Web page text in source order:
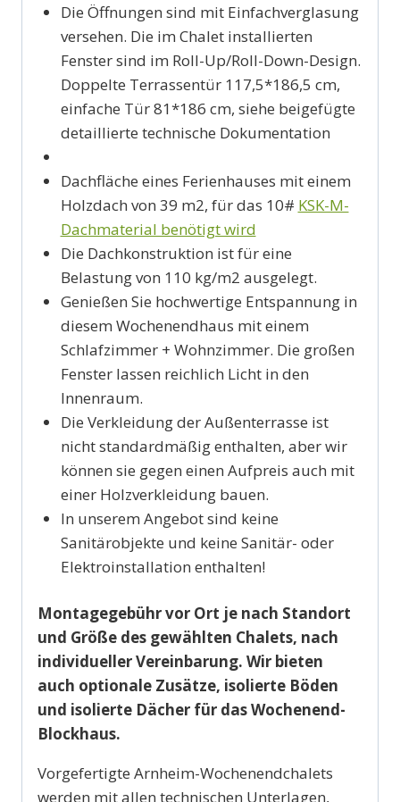
Die Öffnungen sind mit Einfachverglasung
versehen. Die im Chalet installierten
Fenster sind im Roll-Up/Roll-Down-Design.
Doppelte Terrassentür 117,5*186,5 cm,
einfache Tür 81*186 cm, siehe beigefügte
detaillierte technische Dokumentation
Dachfläche eines Ferienhauses mit einem
Holzdach von 39 m2, für das 10# KSK-M-
Dachmaterial benötigt wird
Die Dachkonstruktion ist für eine
Belastung von 110 kg/m2 ausgelegt.
Genießen Sie hochwertige Entspannung in
diesem Wochenendhaus mit einem
Schlafzimmer + Wohnzimmer. Die großen
Fenster lassen reichlich Licht in den
Innenraum.
Die Verkleidung der Außenterrasse ist
nicht standardmäßig enthalten, aber wir
können sie gegen einen Aufpreis auch mit
einer Holzverkleidung bauen.
In unserem Angebot sind keine
Sanitärobjekte und keine Sanitär- oder
Elektroinstallation enthalten!
Montagegebühr vor Ort je nach Standort
und Größe des gewählten Chalets, nach
individueller Vereinbarung. Wir bieten
auch optionale Zusätze, isolierte Böden
und isolierte Dächer für das Wochenend-
Blockhaus.
Vorgefertigte Arnheim-Wochenendchalets
werden mit allen technischen Unterlagen,